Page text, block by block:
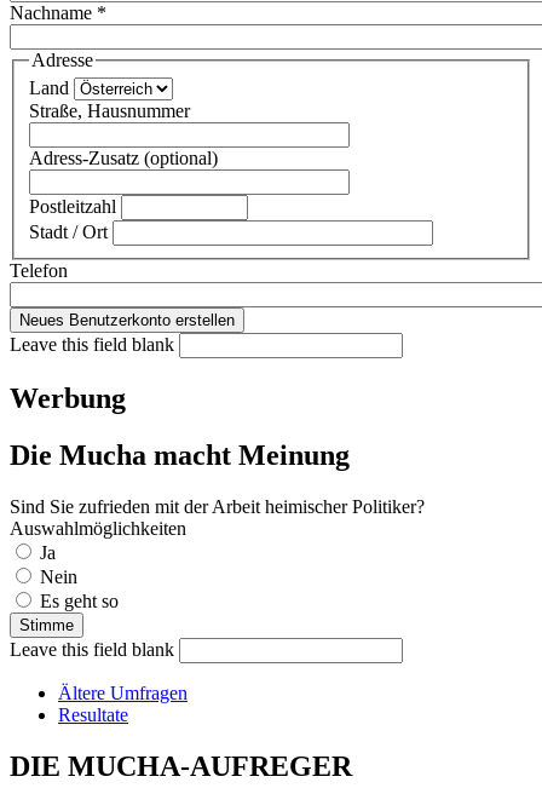
Nachname *
Adresse
Land
Straße, Hausnummer
Adress-Zusatz (optional)
Postleitzahl
Stadt / Ort
Telefon
Leave this field blank
Werbung
Die Mucha macht Meinung
Sind Sie zufrieden mit der Arbeit heimischer Politiker?
Auswahlmöglichkeiten
Ja
Nein
Es geht so
Leave this field blank
Ältere Umfragen
Resultate
DIE MUCHA-AUFREGER